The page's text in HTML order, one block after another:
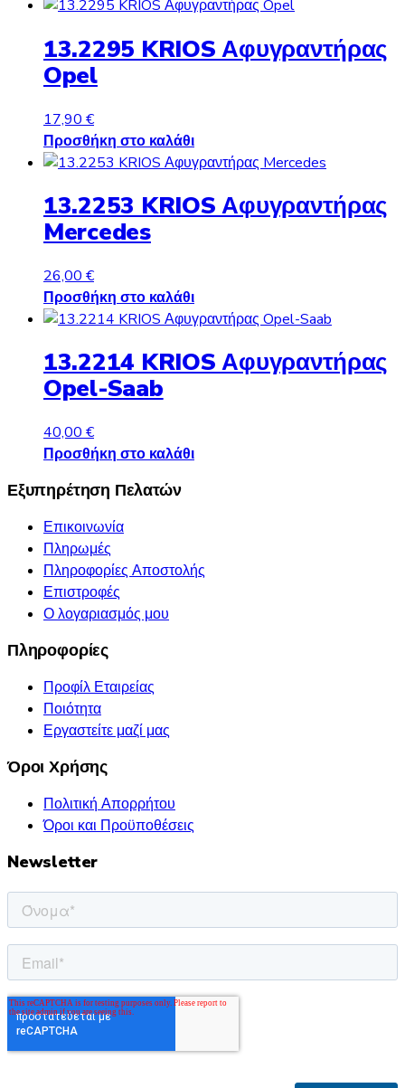
13.2295 KRIOS Αφυγραντήρας
Opel
17,90 €
Προσθήκη στο καλάθι
13.2253 KRIOS Αφυγραντήρας
Mercedes
26,00 €
Προσθήκη στο καλάθι
13.2214 KRIOS Αφυγραντήρας
Opel-Saab
40,00 €
Προσθήκη στο καλάθι
Εξυπηρέτηση Πελατών
Επικοινωνία
Πληρωμές
Πληροφορίες Αποστολής
Επιστροφές
Ο λογαριασμός μου
Πληροφορίες
Προφίλ Εταιρείας
Ποιότητα
Εργαστείτε μαζί μας
Όροι Χρήσης
Πολιτική Απορρήτου
Όροι και Προϋποθέσεις
Newsletter